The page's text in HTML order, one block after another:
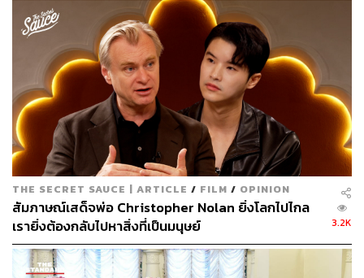
อย่างไรก็ตาม Ticket to Paradise
ยังมีจุดที่เราแอบเสียดายอยู่
เช่นกัน นั่นคือ ‘ภารกิจ’ ของอดีตสามีภรรยาที่ต้องขัดขวาง
การแต่งงานของลูกสาว ซึ่งถือเป็นพล็อตเรื่องหลักของ
ภาพยนตร์ แต่เรารู้สึกว่าผู้กำกับและทีมสร้างยังสร้างสรรค์
‘แผนการ’ ของทั้งคู่ออกมาไม่โดดเด่นเท่าไร กล่าวคือ
แผนการขัดขวางงานแต่งของ David และ Georgia ถูกนำ
เสนอออกมาในรูปแบบที่เรียบง่าย ไม่ได้หวือหวาอะไรมากนัก
จนทำให้เราไม่รู้สึกตื่นเต้นและลุ้นไปกับทั้งคู่ว่าแผนการของ
พวกเขาจะสำเร็จหรือไม่ อีกทั้งการกระทำของทั้งคู่ก็ดูจะไม่
ได้ส่งผลกระทบต่อความรู้สึกหรือความสัมพันธ์ของลูกสาว
หรือแม้กระทั่งความสัมพันธ์ระหว่าง David และ Georgia
มากนัก
THE SECRET SAUCE | ARTICLE / FILM / OPINION
สัมภาษณ์เสด็จพ่อ Christopher Nolan ยิ่งโลกไปไกล
เรายิ่งต้องกลับไปหาสิ่งที่เป็นมนุษย์
3.2K